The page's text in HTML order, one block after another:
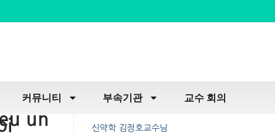
커뮤니티 부속기관 교수 회의
un 신약학 김정호교수님